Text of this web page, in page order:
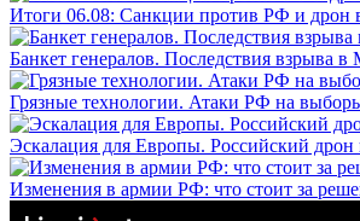
Итоги 06.08: Санкции против РФ и дрон
Банкет генералов. Последствия взрыва в
Грязные технологии. Атаки РФ на
Эскалация для Европы. Российский
Изменения в армии РФ: что стоит за